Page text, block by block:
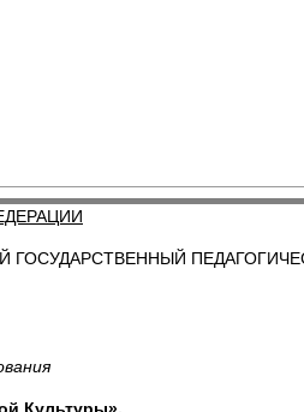
ГОСУДАРСТВЕННЫЙ